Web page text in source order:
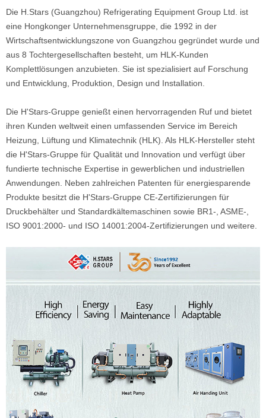
Die H.Stars (Guangzhou) Refrigerating Equipment Group Ltd. ist
eine Hongkonger Unternehmensgruppe, die 1992 in der
Wirtschaftsentwicklungszone von Guangzhou gegründet wurde und
aus 8 Tochtergesellschaften besteht, um HLK-Kunden
Komplettlösungen anzubieten. Sie ist spezialisiert auf Forschung
und Entwicklung, Produktion, Design und Installation.
Die H'Stars-Gruppe genießt einen hervorragenden Ruf und bietet
ihren Kunden weltweit einen umfassenden Service im Bereich
Heizung, Lüftung und Klimatechnik (HLK). Als HLK-Hersteller steht
die H'Stars-Gruppe für Qualität und Innovation und verfügt über
fundierte technische Expertise in gewerblichen und industriellen
Anwendungen. Neben zahlreichen Patenten für energiesparende
Produkte besitzt die H'Stars-Gruppe CE-Zertifizierungen für
Druckbehälter und Standardkältemaschinen sowie BR1-, ASME-,
ISO 9001:2000- und ISO 14001:2004-Zertifizierungen und weitere.